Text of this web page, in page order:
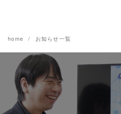
home お知らせ一覧